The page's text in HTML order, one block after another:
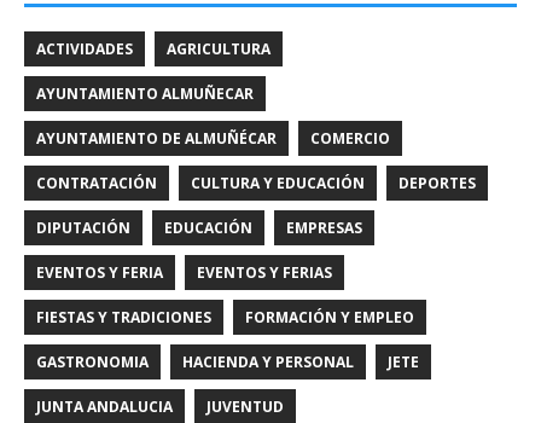
ACTIVIDADES AGRICULTURA
AYUNTAMIENTO ALMUÑECAR
AYUNTAMIENTO DE ALMUÑÉCAR COMERCIO
CONTRATACIÓN CULTURA Y EDUCACIÓN DEPORTES
DIPUTACIÓN EDUCACIÓN EMPRESAS
EVENTOS Y FERIA EVENTOS Y FERIAS
FIESTAS Y TRADICIONES FORMACIÓN Y EMPLEO
GASTRONOMIA HACIENDA Y PERSONAL JETE
JUNTA ANDALUCIA JUVENTUD